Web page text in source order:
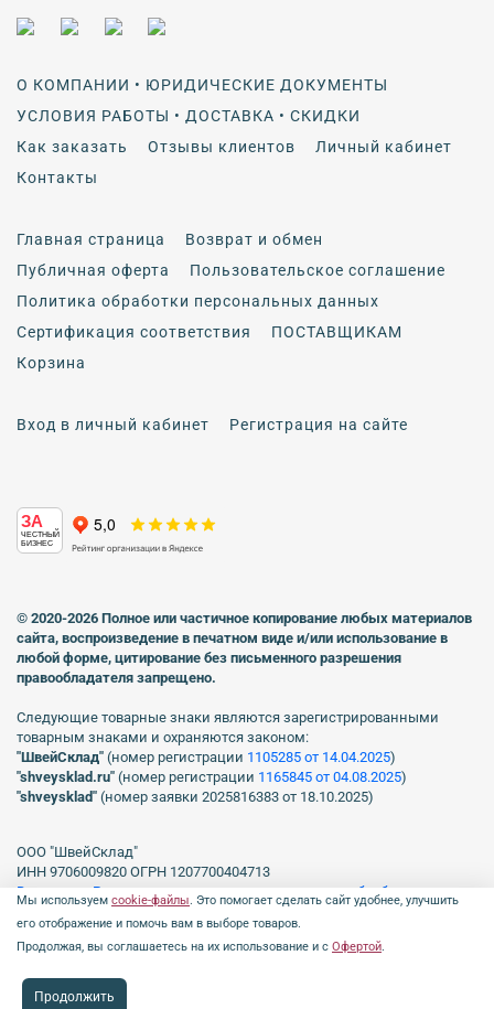
О КОМПАНИИ • ЮРИДИЧЕСКИЕ ДОКУМЕНТЫ
УСЛОВИЯ РАБОТЫ • ДОСТАВКА • СКИДКИ
Как заказать
Отзывы клиентов
Личный кабинет
Контакты
Главная страница
Возврат и обмен
Публичная оферта
Пользовательское соглашение
Политика обработки персональных данных
Сертификация соответствия
ПОСТАВЩИКАМ
Корзина
Вход в личный кабинет Регистрация на сайте
ЗА
ЧЕСТНЫЙ
БИЗНЕС
© 2020-2026 Полное или частичное копирование любых материалов
сайта, воспроизведение в печатном виде и/или использование в
любой форме, цитирование без письменного разрешения
правообладателя запрещено.
Следующие товарные знаки являются зарегистрированными
товарным знаками и охраняются законом:
"ШвейСклад" (номер регистрации 1105285 от 14.04.2025)
"shveуsklad.ru" (номер регистрации 1165845 от 04.08.2025)
"shveysklad" (номер заявки 2025816383 от 18.10.2025)
ООО "ШвейСклад"
ИНН 9706009820 ОГРН 1207700404713
Включен в Реестр операторов, осуществляющих обработку
персональных данных Роскомнадзора рег. № 77-23-150255, Приказ
№231 от 16.06.2023.
Мы используем cookie-файлы. Это помогает сделать сайт удобнее, улучшить
его отображение и помочь вам в выборе товаров.
Продолжая, вы соглашаетесь на их использование и с Офертой.
Продолжить